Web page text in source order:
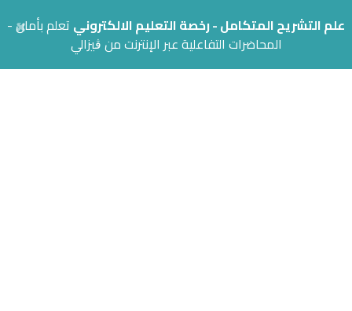
علم التشريح المتكامل - رخصة التعليم الالكتروني تعلم بأمان -
المحاضرات التفاعلية عبر الإنترنت من ڨيزالي
×